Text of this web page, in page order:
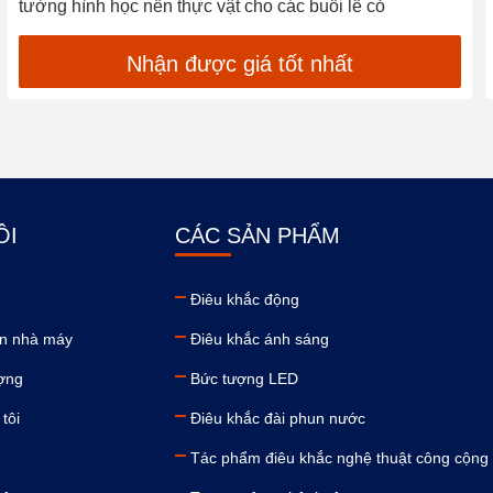
tường hình học nền thực vật cho các buổi lễ cỏ
Nhận được giá tốt nhất
nhà máy
tôi
CÁC SẢN PHẨM
Điêu khắc động
Điêu khắc ánh sáng
Bức tượng LED
Điêu khắc đài phun nước
Tác phẩm điêu khắc nghệ thuật công cộng